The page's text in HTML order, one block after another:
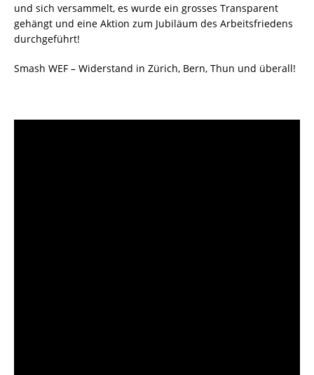
und sich versammelt, es wurde ein grosses Transparent
gehängt und eine Aktion zum Jubiläum des Arbeitsfriedens
durchgeführt!
Smash WEF – Widerstand in Zürich, Bern, Thun und überall!